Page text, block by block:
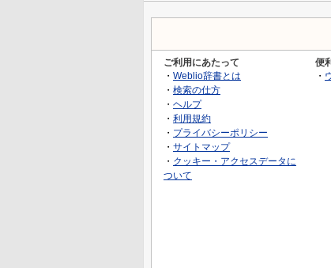
ご利用にあたって
・ Weblio辞書とは
・ 検索の仕方
・ ヘルプ
・ 利用規約
・ プライバシーポリシー
・ サイトマップ
・ クッキー・アクセスデータに
ついて
便
・